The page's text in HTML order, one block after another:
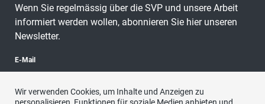
Wenn Sie regelmässig über die SVP und unsere Arbeit
informiert werden wollen, abonnieren Sie hier unseren
Newsletter.
E-Mail
Wir verwenden Cookies, um Inhalte und Anzeigen zu